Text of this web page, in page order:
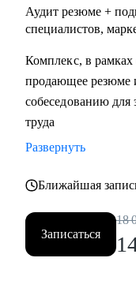
Аудит резюме +
специалистов,
Комплекс, в рамках
продающее резюме
собеседованию
труда
Развернуть
Ближайшая
Записаться
18